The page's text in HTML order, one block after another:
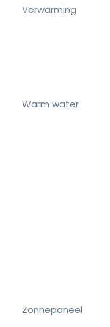
Verwarming
Warm water
Zonnepaneel